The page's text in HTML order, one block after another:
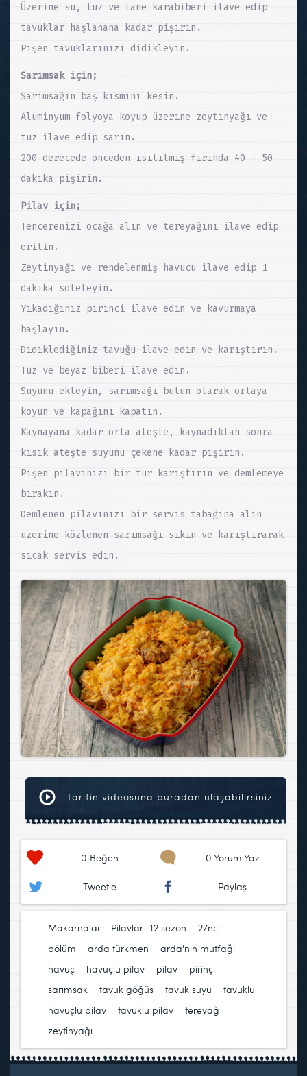
Üzerine su, tuz ve tane karabiberi ilave edip
tavuklar haşlanana kadar pişirin.
Pişen tavuklarınızı didikleyin.
Sarımsak için;
Sarımsağın baş kısmını kesin.
Alüminyum folyoya koyup üzerine zeytinyağı ve
tuz ilave edip sarın.
200 derecede önceden ısıtılmış fırında 40 – 50
dakika pişirin.
Pilav için;
Tencerenizi ocağa alın ve tereyağını ilave edip
eritin.
Zeytinyağı ve rendelenmiş havucu ilave edip 1
dakika soteleyin.
Yıkadığınız pirinci ilave edin ve kavurmaya
başlayın.
Didiklediğiniz tavuğu ilave edin ve karıştırın.
Tuz ve beyaz biberi ilave edin.
Suyunu ekleyin, sarımsağı bütün olarak ortaya
koyun ve kapağını kapatın.
Kaynayana kadar orta ateşte, kaynadıktan sonra
kısık ateşte suyunu çekene kadar pişirin.
Pişen pilavınızı bir tür karıştırın ve demlemeye
bırakın.
Demlenen pilavınızı bir servis tabağına alın
üzerine közlenen sarımsağı sıkın ve karıştırarak
sıcak servis edin.
Tarifin videosuna buradan ulaşabilirsiniz
0 Beğen 0 Yorum Yaz
Tweetle Paylaş
Makarnalar - Pilavlar 12.sezon
27nci
bölüm
arda türkmen arda'nın mutfağı
havuç
havuçlu pilav pilav pirinç
sarımsak
tavuk göğüs tavuk suyu
tavuklu
havuçlu pilav
tavuklu pilav tereyağ
zeytinyağı